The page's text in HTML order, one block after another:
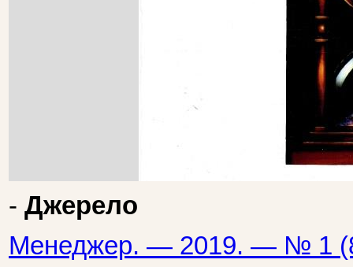
- Джерело
Менеджер. — 2019. — № 1